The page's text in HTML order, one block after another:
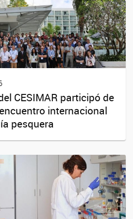
CESIMAR participó de
internacional
pesquera